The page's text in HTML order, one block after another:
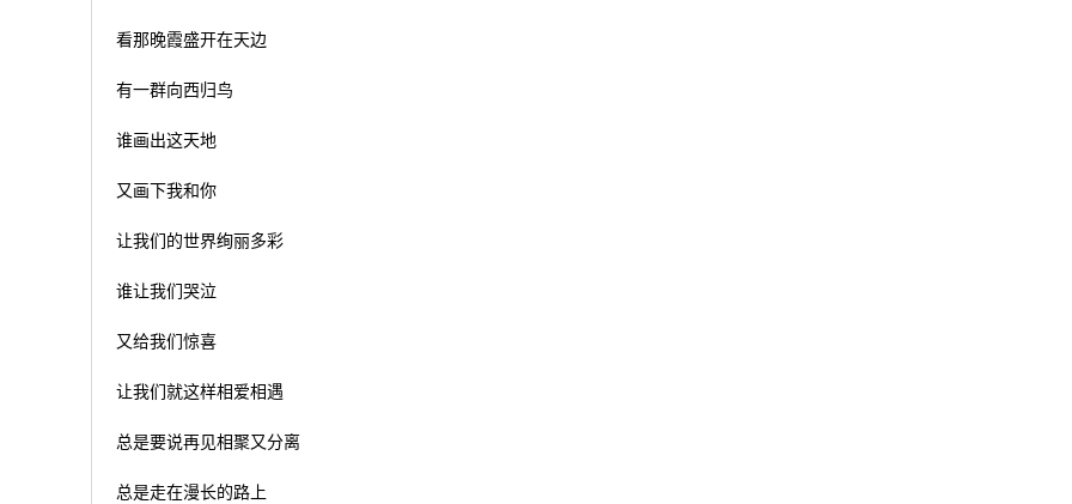
看那晚霞盛开在天边
有一群向西归鸟
谁画出这天地
又画下我和你
让我们的世界绚丽多彩
谁让我们哭泣
又给我们惊喜
让我们就这样相爱相遇
总是要说再见相聚又分离
总是走在漫长的路上